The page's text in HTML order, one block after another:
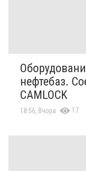
нефтебаз.
CAMLOCK
18:56, Вчора 17